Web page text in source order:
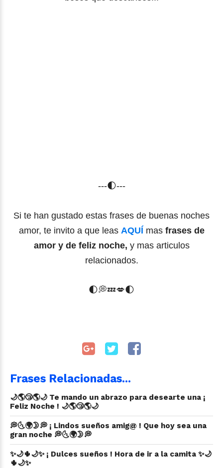
---🌓---
Si te han gustado estas frases de buenas noches
amor, te invito a que leas AQUÍ mas frases de
amor y de feliz noche, y mas articulos
relacionados.
🌓💭💤💋🌓
Frases Relacionadas...
🌙🌎😴🌎🌙 Te mando un abrazo para desearte una ¡
Feliz Noche ! 🌙🌎😴🌎🌙
💭🌜🌍🌛💭 ¡ Lindos sueños amig@ ! Que hoy sea una
gran noche 💭🌜🌍🌛💭
✨🌙🌵🌙✨ ¡ Dulces sueños ! Hora de ir a la camita ✨🌙
🌵🌙✨